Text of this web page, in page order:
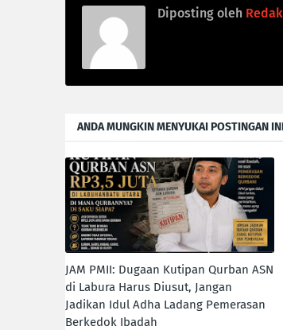
Diposting oleh
ANDA MUNGKIN MENYUKAI POSTINGAN
JAM PMII: Dugaan Kutipan Qurban ASN
di Labura Harus Diusut, Jangan
Jadikan Idul Adha Ladang Pemerasan
Berkedok Ibadah